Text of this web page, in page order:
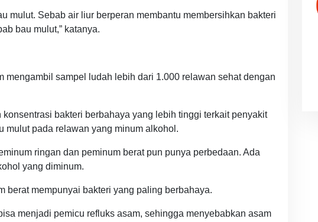
mulut. Sebab air liur berperan membantu membersihkan bakteri
bau mulut,” katanya.
mengambil sampel ludah lebih dari 1.000 relawan sehat dengan
bakteri berbahaya yang lebih tinggi terkait penyakit
mulut pada relawan yang minum alkohol.
ringan dan peminum berat pun punya perbedaan. Ada
yang diminum.
berat mempunyai bakteri yang paling berbahaya.
menjadi pemicu refluks asam, sehingga menyebabkan asam